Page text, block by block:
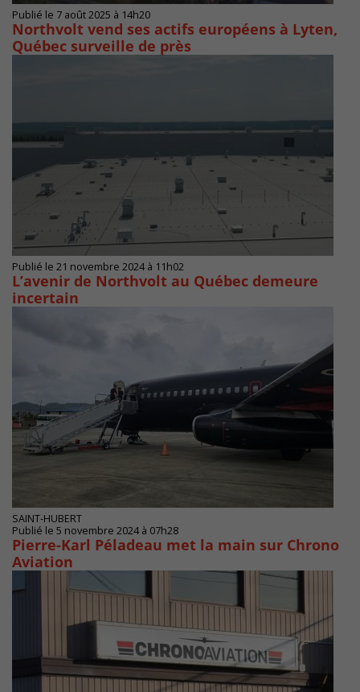
Publié le 7 août 2025 à 14h20
Northvolt vend ses actifs européens à Lyten,
Québec surveille de près
Publié le 21 novembre 2024 à 11h02
L’avenir de Northvolt au Québec demeure
incertain
SAINT-HUBERT
Publié le 5 novembre 2024 à 07h28
Pierre-Karl Péladeau met la main sur Chrono
Aviation